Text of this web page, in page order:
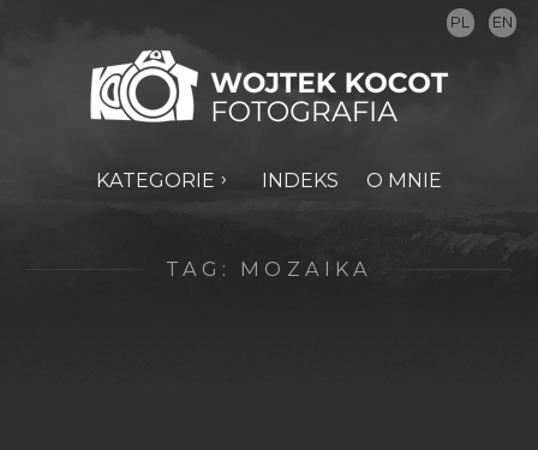
PL EN
KATEGORIE INDEKS O MNIE
TAG: MOZAIKA